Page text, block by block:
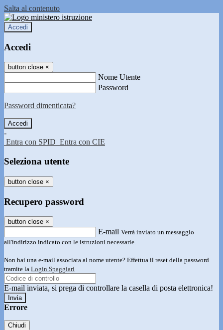
Salta al contenuto
Accedi
Accedi
button close ×
Nome Utente
Password
Password dimenticata?
-
Entra con SPID Entra con CIE
Seleziona utente
button close ×
Recupero password
button close ×
E-mail Verrà inviato un messaggio
all'indirizzo indicato con le istruzioni necessarie.
Non hai una e-mail associata al nome utente? Effettua il reset della password
tramite la Login Spaggiari
E-mail inviata, si prega di controllare la casella di posta elettronica!
Errore
Chiudi